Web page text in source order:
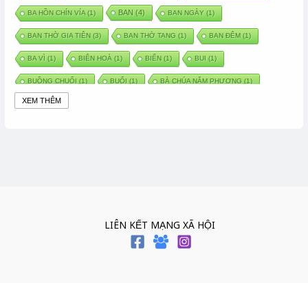
BA HỒN CHÍN VÍA(1) BAN (4) BAN NGÀY (1)
BAN THỜ GIA TIÊN (3) BAN THỜ TANG (1) BAN ĐÊM(1)
BA VÌ (1) BIÊN HOÀ (1) BIỂN (1) BUI (1)
BUỒNG CHUỐI (1) BUỔI (1) BÀ CHÚA NĂM PHƯƠNG (1)
BÀ CHÚA THÀNH ĐÔNG
BÁNH CHƯNG BÁNH DẦY
BÁNH TRÁNG (1) BÁNH TRÔI BÁNH CHAY
XEM THÊM
LIÊN KẾT MẠNG XÃ HỘI